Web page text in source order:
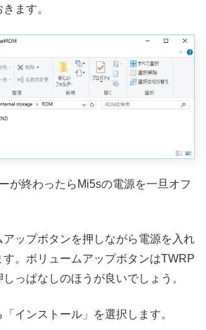
ます。
が終わったらMi5sの電源を一旦オフ
ップボタンを押しながら電源を入れ
。ボリュームアップボタンはTWRP
っぱなしのほうが良いでしょう。
インストール」を選択します。